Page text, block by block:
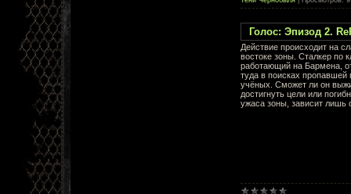
Голос: Эпизод 2.
Действие происходит на
востоке зоны. Сталкер по
работающий на Бармена,
туда в поисках пропавшей
учёных. Сможет ли он
достигнуть цели или
ужаса зоны, зависит лишь